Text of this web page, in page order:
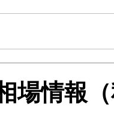
場情報